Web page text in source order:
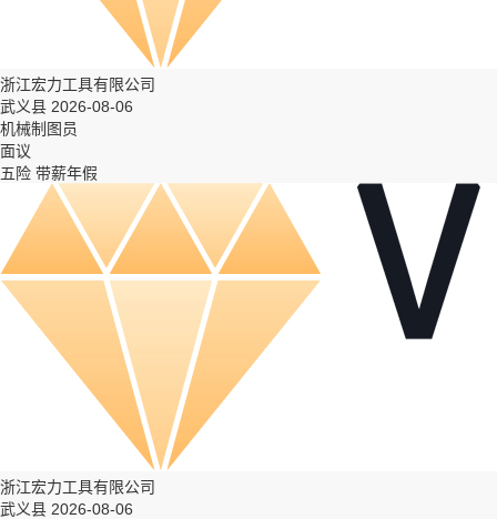
浙江宏力工具有限公司
武义县 2026-08-06
机械制图员
面议
五险 带薪年假
浙江宏力工具有限公司
武义县 2026-08-06